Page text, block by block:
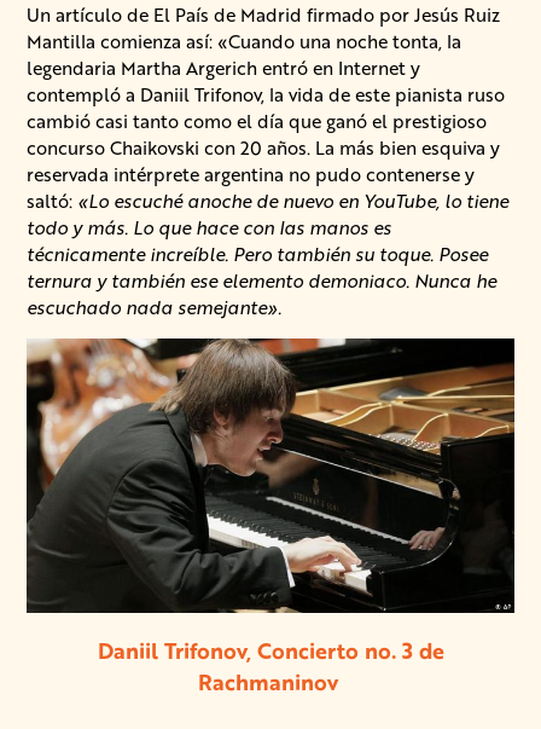
Un artículo de El País de Madrid firmado por Jesús Ruiz
Mantilla comienza así: «Cuando una noche tonta, la
legendaria Martha Argerich entró en Internet y
contempló a Daniil Trifonov, la vida de este pianista ruso
cambió casi tanto como el día que ganó el prestigioso
concurso Chaikovski con 20 años. La más bien esquiva y
reservada intérprete argentina no pudo contenerse y
saltó: «Lo escuché anoche de nuevo en YouTube, lo tiene
todo y más. Lo que hace con las manos es
técnicamente increíble. Pero también su toque. Posee
ternura y también ese elemento demoniaco. Nunca he
escuchado nada semejante».
Daniil Trifonov, Concierto no. 3 de
Rachmaninov